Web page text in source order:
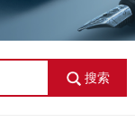
搜索